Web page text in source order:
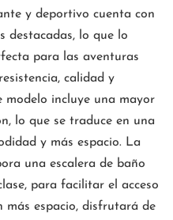
y deportivo cuenta con
destacadas, lo que lo
para las aventuras
calidad y
modelo incluye una mayor
lo que se traduce en una
y más espacio. La
una escalera de baño
para facilitar el acceso
más espacio, disfrutará de